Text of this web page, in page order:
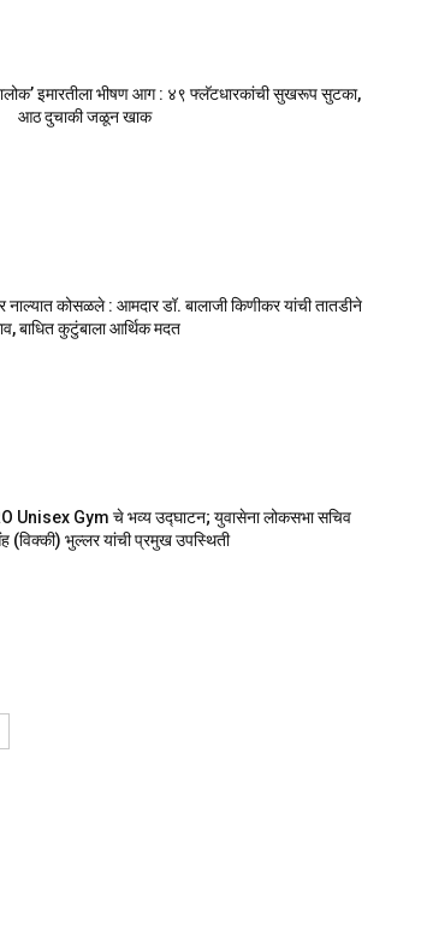
इमारतीला भीषण आग : ४९ फ्लॅटधारकांची सुखरूप सुटका,
आठ दुचाकी जळून खाक
कोसळले : आमदार डॉ. बालाजी किणीकर यांची तातडीने
बाधित कुटुंबाला आर्थिक मदत
Unisex Gym चे भव्य उद्घाटन; युवासेना लोकसभा सचिव
(विक्की) भुल्लर यांची प्रमुख उपस्थिती